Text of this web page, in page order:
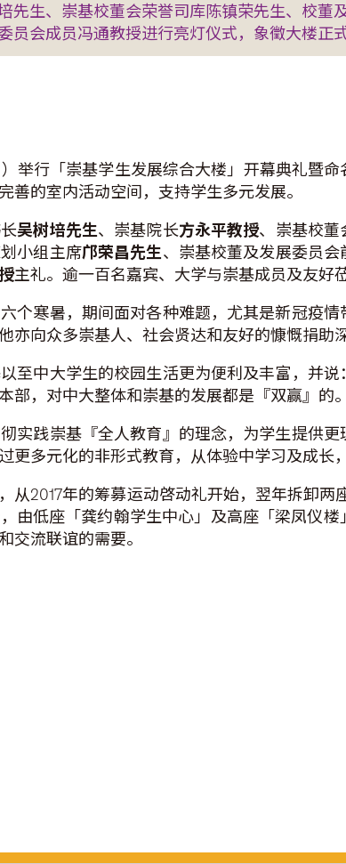
生、崇基校董会荣誉司库陈镇荣先生、校董
会成员冯通教授进行亮灯仪式，象徵大楼正式
举行「崇基学生发展综合大楼」开幕典礼暨命
的室内活动空间，支持学生多元发展。
吴树培先生、崇基院长方永平教授、崇基校董
小组主席邝荣昌先生、崇基校董及发展委员会
主礼。逾一百名嘉宾、大学与崇基成员及友好
个寒暑，期间面对各种难题，尤其是新冠疫
向众多崇基人、社会贤达和友好的慷慨捐助
至中大学生的校园生活更为便利及丰富，并
，对中大整体和崇基的发展都是『双赢』的。
实践崇基『全人教育』的理念，为学生提供
多元化的非形式教育，从体验中学习及成长
2017年的筹募运动啓动礼开始，翌年拆卸两
由低座「龚约翰学生中心」及高座「梁凤仪
交流联谊的需要。